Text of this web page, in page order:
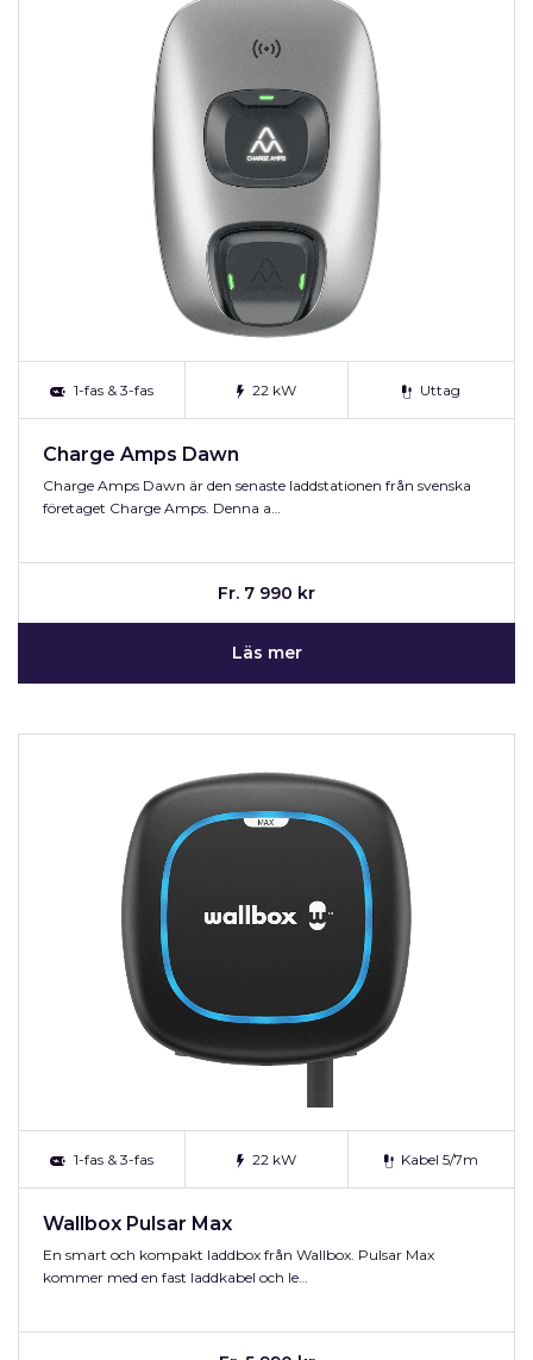
1-fas & 3-fas 22 kW Uttag
Charge Amps Dawn
Charge Amps Dawn är den senaste laddstationen från svenska
företaget Charge Amps. Denna a…
Fr. 7 990 kr
Läs mer
1-fas & 3-fas 22 kW Kabel 5/7m
Wallbox Pulsar Max
En smart och kompakt laddbox från Wallbox. Pulsar Max
kommer med en fast laddkabel och le…